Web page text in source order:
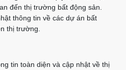
đến thị trường bất động sản.
thông tin về các dự án bất
thị trường.
tin toàn diện và cập nhật về thị